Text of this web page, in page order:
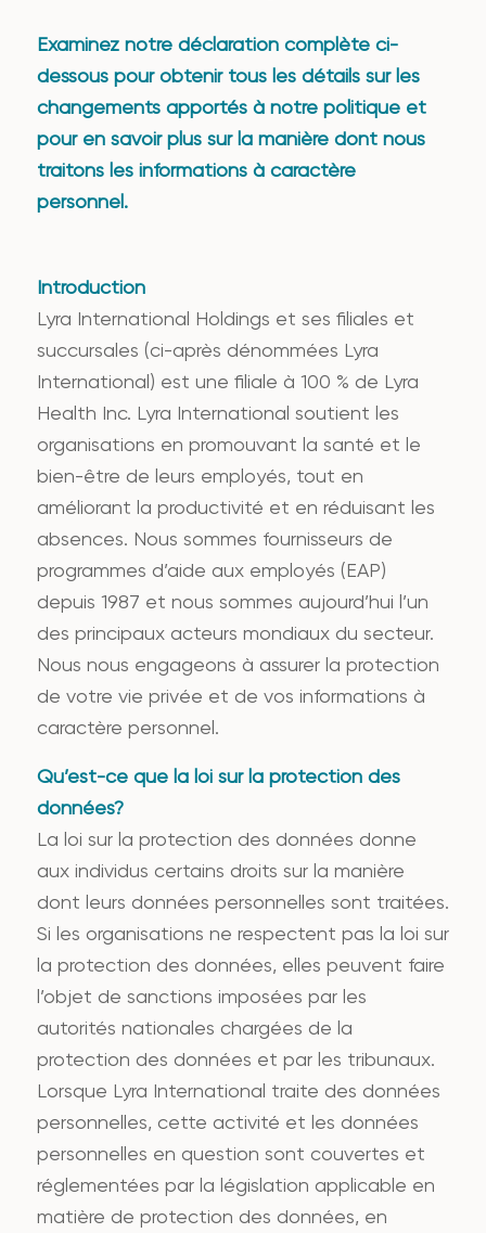
Examinez notre déclaration complète ci-
dessous pour obtenir tous les détails sur les
changements apportés à notre politique et
pour en savoir plus sur la manière dont nous
traitons les informations à caractère
personnel.
Introduction
Lyra International Holdings et ses filiales et
succursales (ci-après dénommées Lyra
International) est une filiale à 100 % de Lyra
Health Inc. Lyra International soutient les
organisations en promouvant la santé et le
bien-être de leurs employés, tout en
améliorant la productivité et en réduisant les
absences. Nous sommes fournisseurs de
programmes d’aide aux employés (EAP)
depuis 1987 et nous sommes aujourd’hui l’un
des principaux acteurs mondiaux du secteur.
Nous nous engageons à assurer la protection
de votre vie privée et de vos informations à
caractère personnel.
Qu’est-ce que la loi sur la protection des
données?
La loi sur la protection des données donne
aux individus certains droits sur la manière
dont leurs données personnelles sont traitées.
Si les organisations ne respectent pas la loi sur
la protection des données, elles peuvent faire
l’objet de sanctions imposées par les
autorités nationales chargées de la
protection des données et par les tribunaux.
Lorsque Lyra International traite des données
personnelles, cette activité et les données
personnelles en question sont couvertes et
réglementées par la législation applicable en
matière de protection des données, en